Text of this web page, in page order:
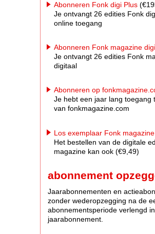
Abonneren Fonk digi Plus
Je ontvangt 26 edities Fonk
online toegang
Abonneren Fonk magazine
Je ontvangt 26 edities Fonk
digitaal
Abonneren op
Je hebt een jaar lang toegang
van fonkmagazine.com
Los exemplaar Fonk
Het bestellen van de digitale
magazine kan ook (€9,49)
abonnement
Jaarabonnementen en
zonder wederopzegging na de
abonnementsperiode verlengd
jaarabonnement.